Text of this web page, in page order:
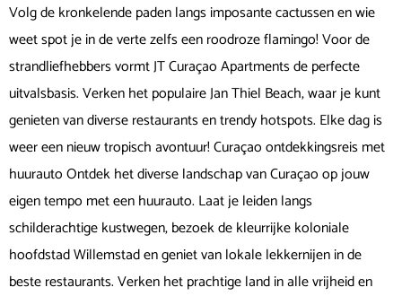
Volg de kronkelende paden langs imposante cactussen en wie
weet spot je in de verte zelfs een roodroze flamingo! Voor de
strandliefhebbers vormt JT Curaçao Apartments de perfecte
uitvalsbasis. Verken het populaire Jan Thiel Beach, waar je kunt
genieten van diverse restaurants en trendy hotspots. Elke dag is
weer een nieuw tropisch avontuur! Curaçao ontdekkingsreis met
huurauto Ontdek het diverse landschap van Curaçao op jouw
eigen tempo met een huurauto. Laat je leiden langs
schilderachtige kustwegen, bezoek de kleurrijke koloniale
hoofdstad Willemstad en geniet van lokale lekkernijen in de
beste restaurants. Verken het prachtige land in alle vrijheid en